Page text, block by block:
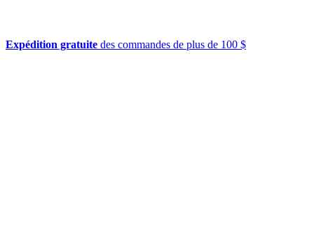
Expédition gratuite des commandes de plus de 100 $